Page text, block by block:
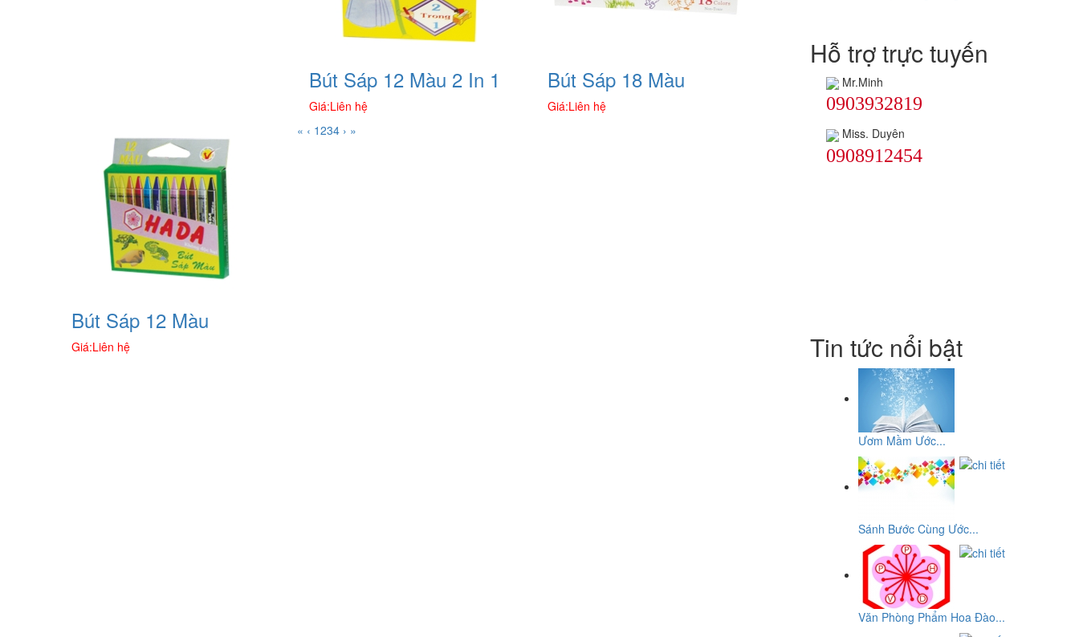
Bút Sáp 12 Màu 2 In 1
Giá:Liên hệ
Bút Sáp 18 Màu
Giá:Liên hệ
Bút Sáp 12 Màu
Giá:Liên hệ
« ‹ 1234 › »
Hỗ trợ trực tuyến
Mr.Minh
0903932819
Miss. Duyên
0908912454
Tin tức nổi bật
Ươm Mầm Ước...
Sánh Bước Cùng Ước...
Văn Phòng Phẩm Hoa Đào...